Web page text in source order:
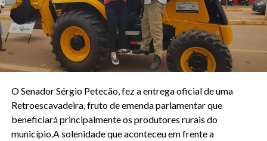
O Senador Sérgio Petecão, fez a entrega oficial de uma
Retroescavadeira, fruto de emenda parlamentar que
beneficiará principalmente os produtores rurais do
município.A solenidade que aconteceu em frente a